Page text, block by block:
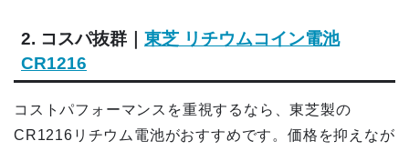
2. コスパ抜群｜ 東芝 リチウムコイン電池
CR1216
コストパフォーマンスを重視するなら、東芝製の
CR1216リチウム電池がおすすめです。価格を抑えなが